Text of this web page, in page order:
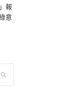
報
意